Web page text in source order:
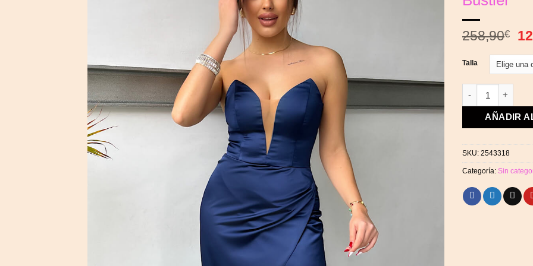
258,90€
El
Talla
AÑADIR
SKU: 2543318
Categoría: Sin